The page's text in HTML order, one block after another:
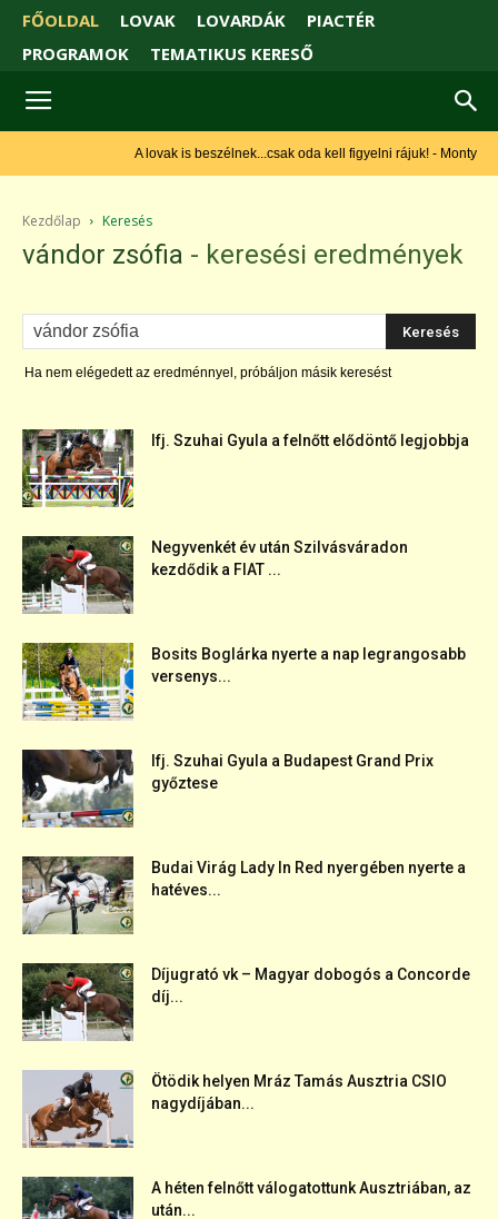
FŐOLDAL LOVAK LOVARDÁK
PIACTÉR
PROGRAMOK
TEMATIKUS KERESŐ
A lovak is beszélnek...csak oda kell figyelni rájuk! - Monty Roberts
Kezdőlap Keresés
vándor zsófia - keresési eredmények
Ha nem elégedett az eredménnyel, próbáljon másik keresést
Ifj. Szuhai Gyula a felnőtt elődöntő legjobbja
Negyvenkét év után Szilvásváradon
kezdődik a FIAT ...
Bosits Boglárka nyerte a nap legrangosabb
versenys...
Ifj. Szuhai Gyula a Budapest Grand Prix
győztese
Budai Virág Lady In Red nyergében nyerte a
hatéves...
Díjugrató vk – Magyar dobogós a Concorde
díj...
Ötödik helyen Mráz Tamás Ausztria CSIO
nagydíjában...
A héten felnőtt válogatottunk Ausztriában, az
után...